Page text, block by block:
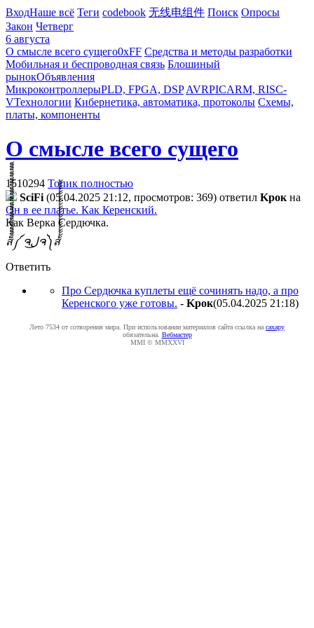
ВходНаше всё Теги codebook 无线电组件 Поиск Опросы
Закон Четверг
6 августа
О смысле всего сущего0xFF Средства и методы разработки
Мобильная и беспроводная связь Блошиный
рынокОбъявления
МикроконтроллерыPLD, FPGA, DSP AVRPICARM, RISC-
VТехнологии Кибернетика, автоматика, протоколы Схемы,
платы, компоненты
О смысле всего сущего
1510294 Топик полностью
SciFi (05.04.2025 21:12, просмотров: 369) ответил Kpoк на
Он в ее платье. Как Керенский.
Как Верка Сердючка.
ส็็็็็็็็็็็็็็็็็็็็็็็็็༼ ຈل͜ຈ༽ส้้้้้้้้้้้้้้้้้้้้้้้
Ответить
Про Сердючка куплеты ещё сочинять надо, а про
Керенского уже готовы. - Kpoк(05.04.2025 21:18)
Лето 7534 от сотворения мира. При использовании материалов сайта ссылка на caxapу
обязательна. Вебмастер
MMI © MMXXVI